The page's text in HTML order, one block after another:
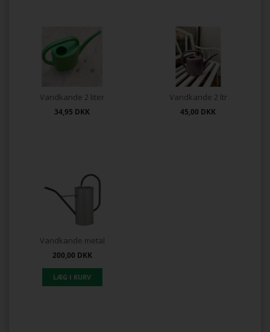
Vandkande 2 liter
34,95 DKK
Vandkande 2 ltr
45,00 DKK
Vandkande metal
200,00 DKK